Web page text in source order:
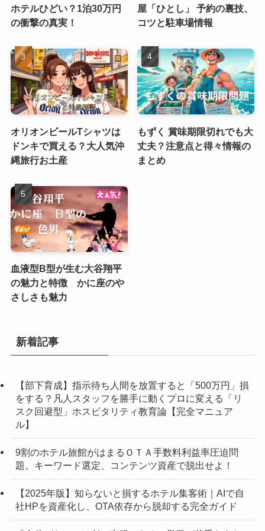
ホテルひどい？1泊30万円
の衝撃の真実！
屋「ひとし」 予約の裏技、
コツと駐車場情報
オリオンビールTシャツは
ドンキで買える？大人気沖
縄旅行お土産
もずく 賞味期限切れでも大
丈夫？注意点と得々情報の
まとめ
血液型B型が生む大谷翔平
の魅力と特徴 かに座のや
さしさも魅力
新着記事
【部下育成】指示待ち人間を放置すると「500万円」損
をする？凡人スタッフを勝手に動くプロに変える「リ
スク回避型」ホスピタリティ教育論【完全マニュア
ル】
9割のホテル旅館がはまるＯＴＡ手数料利益率圧迫問
題。キーワード選定、コンテンツ資産で脱出せよ！
【2025年版】知らないと損するホテル集客術｜AIで自
社HPを資産化し、OTA依存から脱却する完全ガイド